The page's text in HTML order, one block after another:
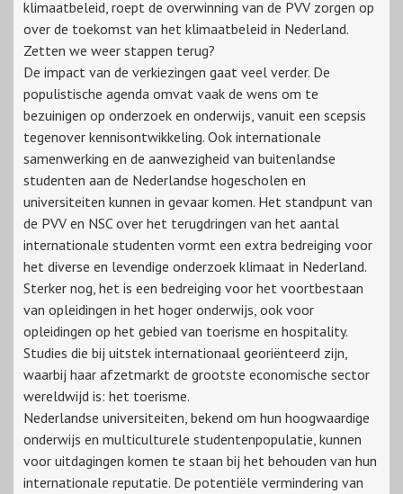
klimaatbeleid, roept de overwinning van de PVV zorgen op
over de toekomst van het klimaatbeleid in Nederland.
Zetten we weer stappen terug?
De impact van de verkiezingen gaat veel verder. De
populistische agenda omvat vaak de wens om te
bezuinigen op onderzoek en onderwijs, vanuit een scepsis
tegenover kennisontwikkeling. Ook internationale
samenwerking en de aanwezigheid van buitenlandse
studenten aan de Nederlandse hogescholen en
universiteiten kunnen in gevaar komen. Het standpunt van
de PVV en NSC over het terugdringen van het aantal
internationale studenten vormt een extra bedreiging voor
het diverse en levendige onderzoek klimaat in Nederland.
Sterker nog, het is een bedreiging voor het voortbestaan
van opleidingen in het hoger onderwijs, ook voor
opleidingen op het gebied van toerisme en hospitality.
Studies die bij uitstek internationaal georiënteerd zijn,
waarbij haar afzetmarkt de grootste economische sector
wereldwijd is: het toerisme.
Nederlandse universiteiten, bekend om hun hoogwaardige
onderwijs en multiculturele studentenpopulatie, kunnen
voor uitdagingen komen te staan bij het behouden van hun
internationale reputatie. De potentiële vermindering van